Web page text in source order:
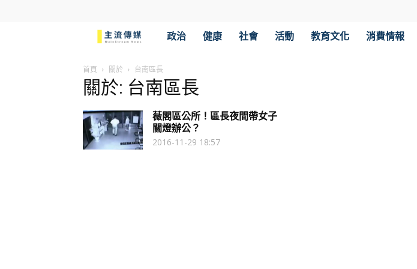
流
傳
媒
政治 健康 社會 活動 教育文化 消費情報
首頁 關於 台南區長
關於: 台南區長
薇閣區公所！區長夜間帶女子
關燈辦公？
2016-11-29 18:57